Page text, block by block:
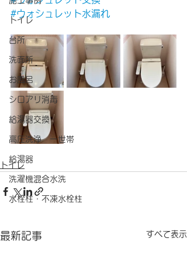
トイレ
台所
洗面所
お風呂
シロアリ消毒
給湯器交換
高圧洗浄 一世帯
給湯器
洗濯機混合水洗
水栓柱・不凍水栓柱
#ウォシュレット水漏れ
トイレ
最新記事 すべて表示